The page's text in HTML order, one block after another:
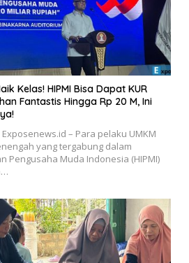
Kelas! HIPMI Bisa Dapat KUR
Fantastis Hingga Rp 20 M, Ini
Exposenews.id – Para pelaku UMKM
yang tergabung dalam
Pengusaha Muda Indonesia (HIPMI)